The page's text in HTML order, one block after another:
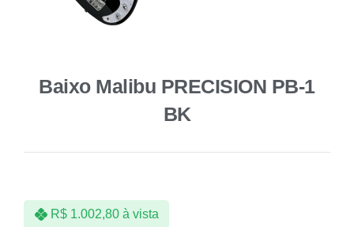
Baixo Malibu PRECISION PB-1
BK
R$1.002,80 à vista